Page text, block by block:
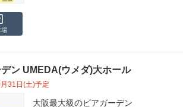
場
ン UMEDA(ウメダ)大ホール
31日(土)予定
大阪最大級のビアガーデン